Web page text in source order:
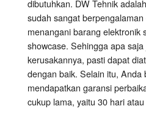
dibutuhkan. DW Tehnik
sudah sangat berpengalaman
menangani barang elektronik
showcase. Sehingga apa saja
kerusakannya, pasti dapat
dengan baik. Selain itu, Anda
mendapatkan garansi
cukup lama, yaitu 30 hari